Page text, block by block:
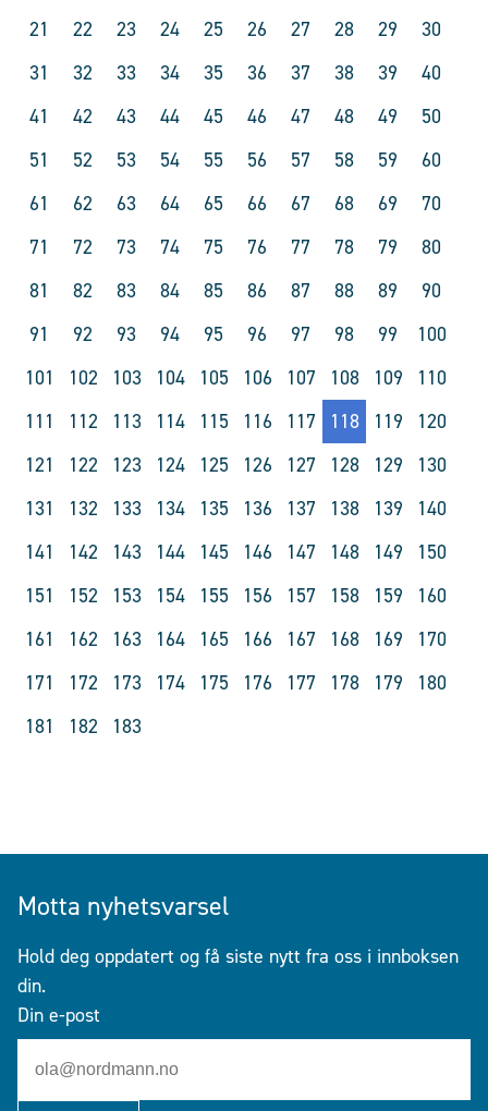
21
22 23 24 25 26 27 28 29
30
31
32 33 34 35 36 37 38 39
40
41
42 43 44 45 46 47 48 49
50
51
52 53 54 55 56 57 58 59
60
61
62 63 64 65 66 67 68 69
70
71
72 73 74 75 76 77 78 79
80
81
82 83 84 85 86 87 88 89
90
91
92 93 94 95 96 97 98 99
100
101
102 103 104 105 106 107 108 109
110
111
112 113 114 115 116 117 118 119
120
121
122 123 124 125 126 127 128 129
130
131
132 133 134 135 136 137 138 139
140
141
142 143 144 145 146 147 148 149
150
151
152 153 154 155 156 157 158 159
160
161
162 163 164 165 166 167 168 169
170
171
172 173 174 175 176 177 178 179
180
181
182 183
Motta nyhetsvarsel
Hold deg oppdatert og få siste nytt fra oss i innboksen
din.
Din e-post